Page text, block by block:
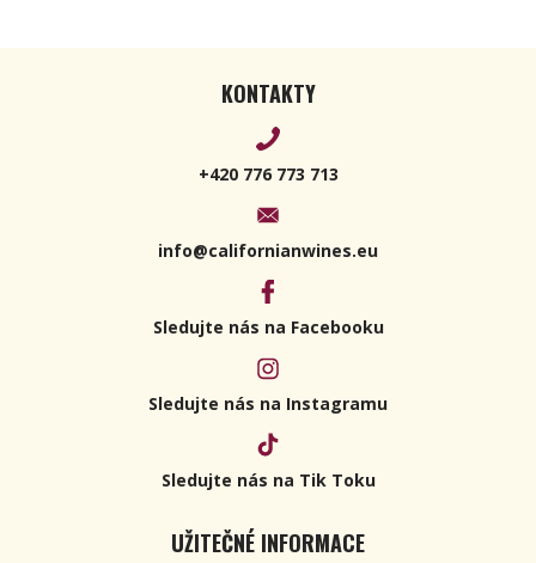
KONTAKTY
+420 776 773 713
info@californianwines.eu
Sledujte nás na Facebooku
Sledujte nás na Instagramu
Sledujte nás na Tik Toku
UŽITEČNÉ INFORMACE